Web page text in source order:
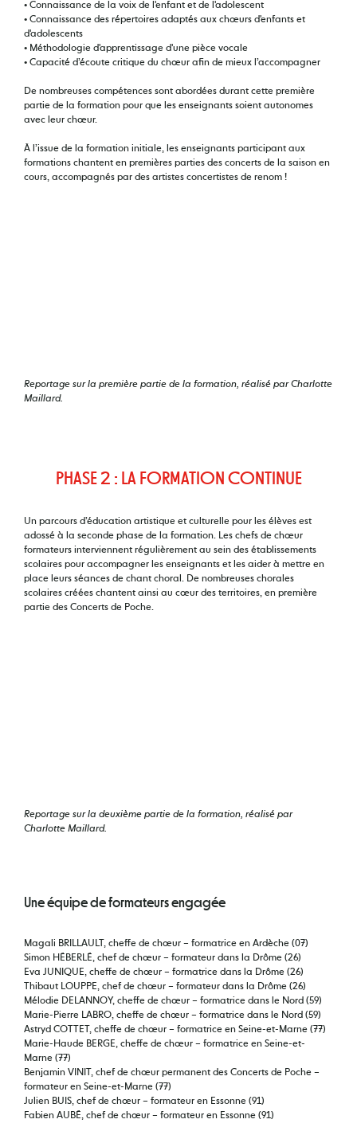
• Connaissance de la voix de l'enfant et de l'adolescent
• Connaissance des répertoires adaptés aux chœurs d'enfants et
d'adolescents
• Méthodologie d'apprentissage d'une pièce vocale
• Capacité d’écoute critique du chœur afin de mieux l’accompagner
De nombreuses compétences sont abordées durant cette première
partie de la formation pour que les enseignants soient autonomes
avec leur chœur.
À l’issue de la formation initiale, les enseignants participant aux
formations chantent en premières parties des concerts de la saison en
cours, accompagnés par des artistes concertistes de renom !
Reportage sur la première partie de la formation, réalisé par Charlotte
Maillard.
PHASE 2 : LA FORMATION CONTINUE
Un parcours d’éducation artistique et culturelle pour les élèves est
adossé à la seconde phase de la formation. Les chefs de chœur
formateurs interviennent régulièrement au sein des établissements
scolaires pour accompagner les enseignants et les aider à mettre en
place leurs séances de chant choral. De nombreuses chorales
scolaires créées chantent ainsi au cœur des territoires, en première
partie des Concerts de Poche.
Reportage sur la deuxième partie de la formation, réalisé par
Charlotte Maillard.
Une équipe de formateurs engagée
Magali BRILLAULT, cheffe de chœur – formatrice en Ardèche (07)
Simon HÉBERLÉ, chef de chœur – formateur dans la Drôme (26)
Eva JUNIQUE, cheffe de chœur – formatrice dans la Drôme (26)
Thibaut LOUPPE, chef de chœur – formateur dans la Drôme (26)
Mélodie DELANNOY, cheffe de chœur – formatrice dans le Nord (59)
Marie-Pierre LABRO, cheffe de chœur – formatrice dans le Nord (59)
Astryd COTTET, cheffe de chœur – formatrice en Seine-et-Marne (77)
Marie-Haude BERGE, cheffe de chœur – formatrice en Seine-et-
Marne (77)
Benjamin VINIT, chef de chœur permanent des Concerts de Poche –
formateur en Seine-et-Marne (77)
Julien BUIS, chef de chœur – formateur en Essonne (91)
Fabien AUBÉ, chef de chœur – formateur en Essonne (91)